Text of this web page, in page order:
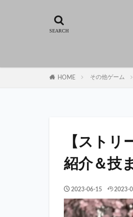
HOME その他ゲーム
【ストリ
紹介＆技
2023-06-15 2023-